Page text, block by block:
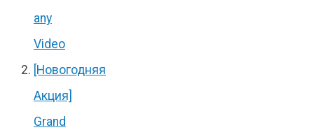
any
Video
[Новогодняя
Акция]
Grand